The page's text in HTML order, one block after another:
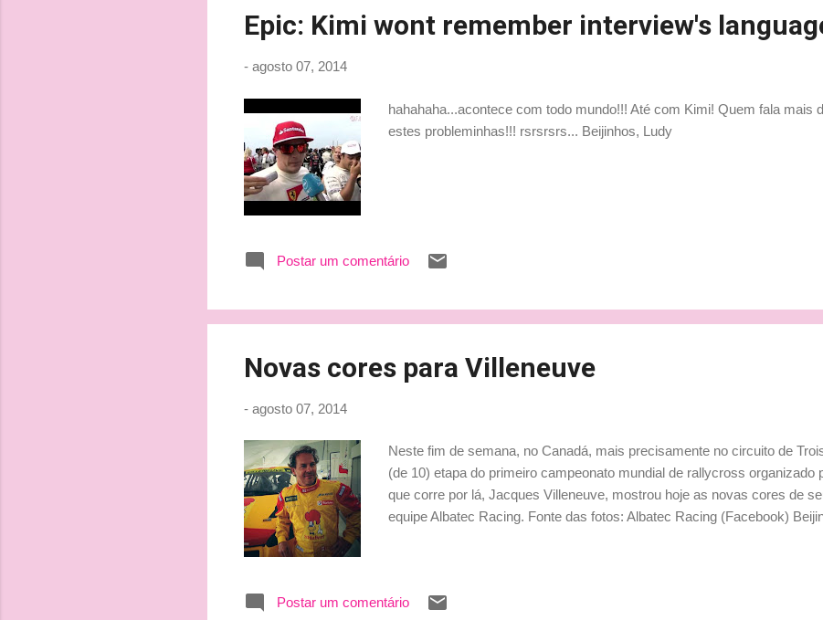
Epic: Kimi wont remember interview's
- agosto 07, 2014
hahahaha...acontece com todo mundo!!! Até com Kimi! Quem fala mais
estes probleminhas!!! rsrsrsrs... Beijinhos, Ludy
Postar um comentário
Novas cores para Villeneuve
- agosto 07, 2014
Neste fim de semana, no Canadá, mais precisamente no circuito de
(de 10) etapa do primeiro campeonato mundial de rallycross organizado
que corre por lá, Jacques Villeneuve, mostrou hoje as novas cores de
equipe Albatec Racing. Fonte das fotos: Albatec Racing (Facebook)
Postar um comentário